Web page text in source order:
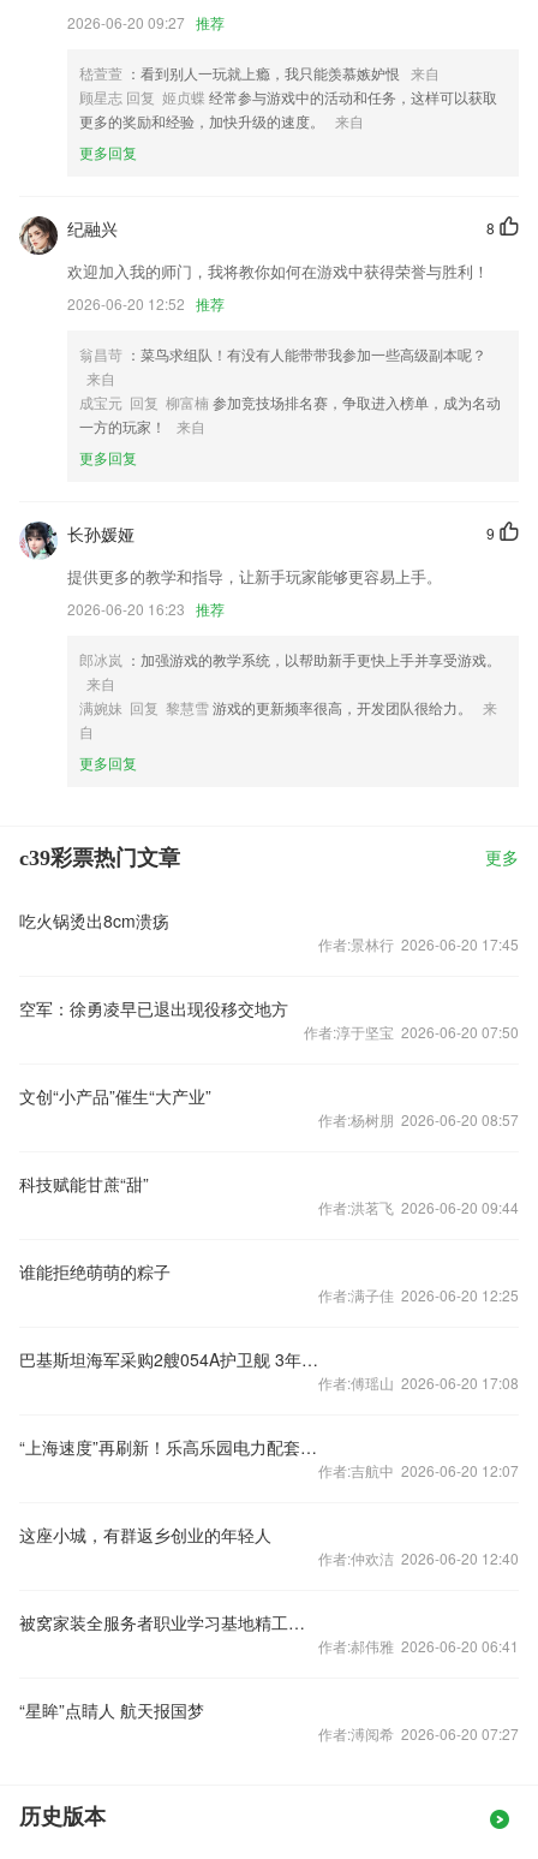
6.无纸化机考题库，在家也能模拟考轻松掌握机考系统，百套题库随时
c39彩票更新了什么?
支付优化.
界面优化，服务全面升级
以上就是mile米乐m6官网的介绍，如果您喜欢这款软件，您可以到应用
商店进行打分评论，说出您的使用经历，以帮助我们更好的对产品进行优
化修改。
修复前一个版本的一个bug。
以上就是c39彩票的介绍，如果您喜欢这款软件，您可以到应用商店进行
打分评论，说出您的使用经历，以帮助我们更好的对产品进行优化修改。
2026-06-20 09:27 推荐
嵇萱萱 ：看到别人一玩就上瘾，我只能羡慕嫉妒恨 来自
顾星志 回复 姬贞蝶 经常参与游戏中的活动和任务，这样可以获取
更多的奖励和经验，加快升级的速度。
来自
更多回复
8
纪融兴
欢迎加入我的师门，我将教你如何在游戏中获得荣誉与胜利！
2026-06-20 12:52 推荐
翁昌苛 ：菜鸟求组队！有没有人能带带我参加一些高级副本呢？
来自
成宝元 回复 柳富楠 参加竞技场排名赛，争取进入榜单，成为名动
一方的玩家！
来自
更多回复
9
长孙媛娅
提供更多的教学和指导，让新手玩家能够更容易上手。
2026-06-20 16:23 推荐
郎冰岚 ：加强游戏的教学系统，以帮助新手更快上手并享受游戏。
来自
满婉妹 回复 黎慧雪游戏的更新频率很高，开发团队很给力。
来
自
更多回复
c39彩票热门文章 更多
吃火锅烫出8cm溃疡
作者:景林行 2026-06-20 17:45
空军：徐勇凌早已退出现役移交地方
作者:淳于坚宝 2026-06-20 07:50
文创“小产品”催生“大产业”
作者:杨树朋 2026-06-20 08:57
科技赋能甘蔗“甜”
作者:洪茗飞 2026-06-20 09:44
谁能拒绝萌萌的粽子
作者:满子佳 2026-06-20 12:25
巴基斯坦海军采购2艘054A护卫舰 3年内达4艘
作者:傅瑶山 2026-06-20 17:08
​“上海速度”再刷新！乐高乐园电力配套提前一年点亮“积木王国”​​
作者:吉航中 2026-06-20 12:07
这座小城，有群返乡创业的年轻人
作者:仲欢洁 2026-06-20 12:40
被窝家装全服务者职业学习基地精工学堂“开学”
作者:郝伟雅 2026-06-20 06:41
“星眸”点睛人 航天报国梦
作者:溥阅希 2026-06-20 07:27
历史版本